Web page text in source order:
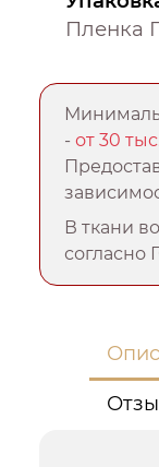
Пленка
-от 30
В ткани
согласно